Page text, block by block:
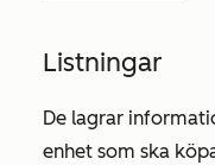
Listningar
De lagrar
enhet som ska